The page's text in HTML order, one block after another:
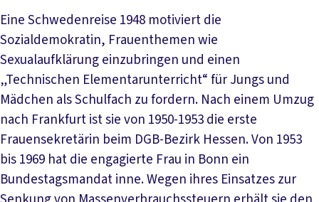
Eine Schwedenreise 1948 motiviert die
Sozialdemokratin, Frauenthemen wie
Sexualaufklärung einzubringen und einen
„Technischen Elementarunterricht“ für Jungs und
Mädchen als Schulfach zu fordern. Nach einem Umzug
nach Frankfurt ist sie von 1950-1953 die erste
Frauensekretärin beim DGB-Bezirk Hessen. Von 1953
bis 1969 hat die engagierte Frau in Bonn ein
Bundestagsmandat inne. Wegen ihres Einsatzes zur